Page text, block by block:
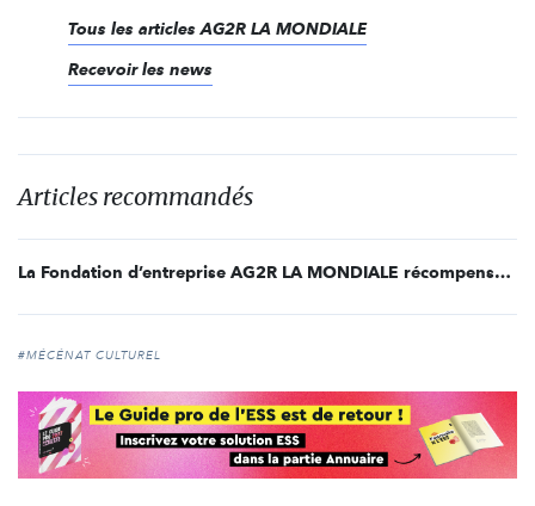
Tous les articles AG2R LA MONDIALE
Recevoir les news
Articles recommandés
La Fondation d’entreprise AG2R LA MONDIALE récompense six associations de l’économie sociale et solidaire
#MÉCÉNAT CULTUREL